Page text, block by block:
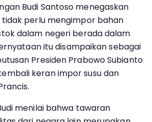
Budi Santoso menegaskan
tidak perlu mengimpor bahan
dalam negeri berada dalam
itu disampaikan sebagai
Presiden Prabowo Subianto
keran impor susu dan
menilai bahwa tawaran